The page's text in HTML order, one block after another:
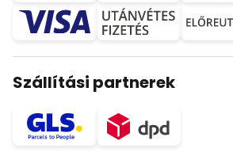
Szállítási partnerek